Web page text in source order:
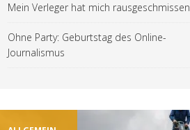
Mein Verleger hat mich rausgeschmissen
Ohne Party: Geburtstag des Online-
Journalismus